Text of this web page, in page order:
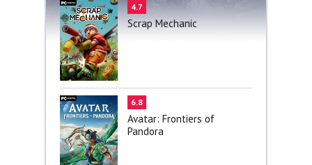
4.7
Scrap Mechanic
6.8
Avatar: Frontiers of
Pandora